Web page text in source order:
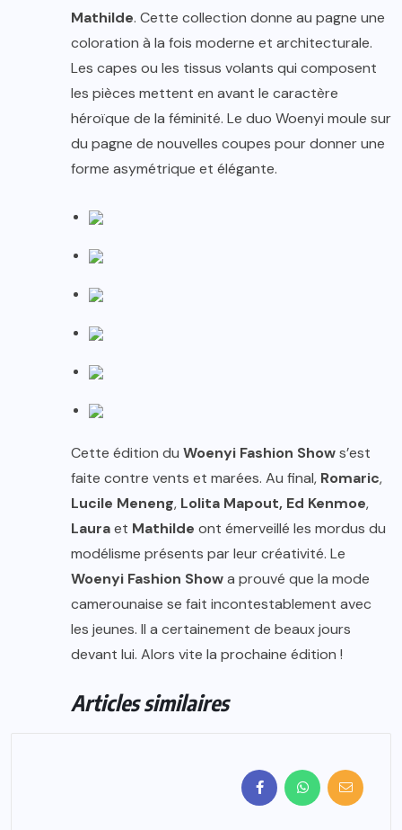
Mathilde. Cette collection donne au pagne une
coloration à la fois moderne et architecturale.
Les capes ou les tissus volants qui composent
les pièces mettent en avant le caractère
héroïque de la féminité. Le duo Woenyi moule sur
du pagne de nouvelles coupes pour donner une
forme asymétrique et élégante.
Cette édition du Woenyi Fashion Shows’est
faite contre vents et marées. Au final, Romaric,
Lucile Meneng, Lolita Mapout, Ed Kenmoe,
Lauraet Mathilde ont émerveillé les mordus du
modélisme présents par leur créativité. Le
Woenyi Fashion Showa prouvé que la mode
camerounaise se fait incontestablement avec
les jeunes. Il a certainement de beaux jours
devant lui. Alors vite la prochaine édition !
Articles similaires